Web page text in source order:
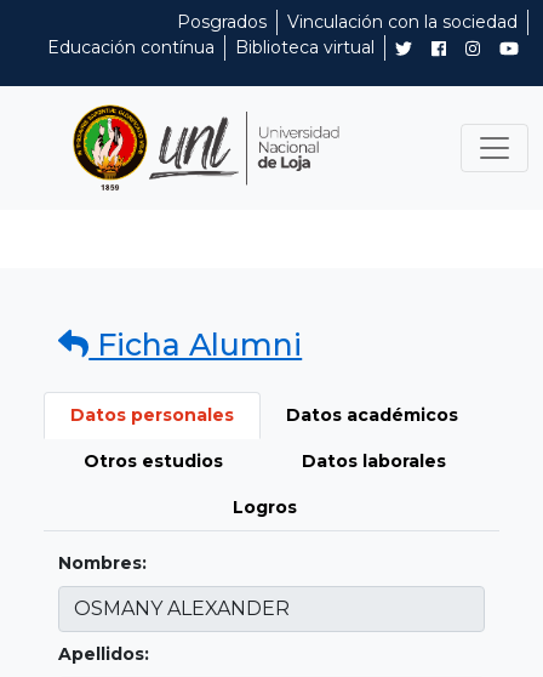
Posgrados
Vinculación con la sociedad
Educación contínua
Biblioteca virtual
Ficha Alumni
Datos personales Datos académicos
Otros estudios Datos laborales
Logros
Nombres:
Apellidos: